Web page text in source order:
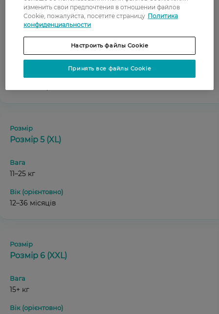
Розмір 4+ (L+)
9–20 кг
Розмір 5 (XL)
11–25 кг
12–36 місяців
Розмір 6 (XXL)
15+ кг
изменить свои предпочтения в отношении файлов
Cookie, пожалуйста, посетите страницу Политика
конфиденциальности
Настроить файлы Cookie
Принять все файлы Cookie